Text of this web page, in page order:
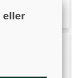
Hålkoppsskydd
eller